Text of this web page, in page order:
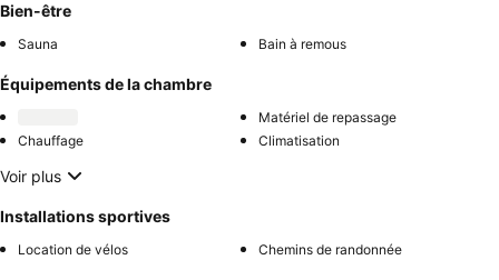
Bien-être
Sauna Bain à remous
Équipements de la chambre
Matériel de repassage
Chauffage
Climatisation
Voir plus
Installations sportives
Location de vélos Chemins de randonnée